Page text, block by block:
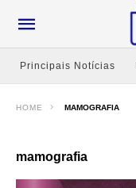
Principais Notícias
HOME MAMOGRAFIA
mamografia